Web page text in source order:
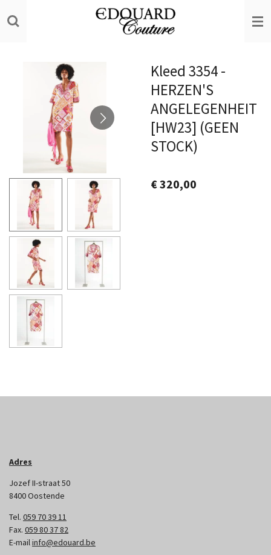
direct
hoofdinhoud
Kleed 3354 -
HERZEN'S
ANGELEGENHEIT
[HW23] (GEEN
STOCK)
€ 320,00
Adres
Jozef II-straat 50
8400 Oostende
Tel. 059 70 39 11
Fax. 059 80 37 82
E-mailinfo@edouard.be